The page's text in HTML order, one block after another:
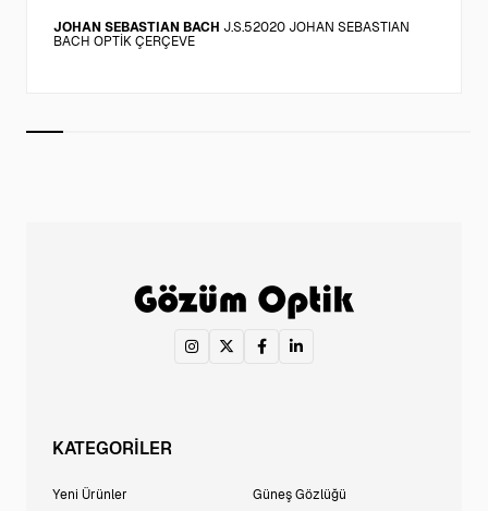
JOHAN SEBASTIAN BACH J.S.52020 JOHAN SEBASTIAN
BACH OPTİK ÇERÇEVE
KATEGORİLER
Yeni Ürünler Güneş Gözlüğü